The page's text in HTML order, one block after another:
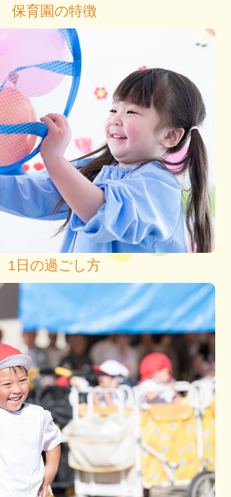
保育園の特徴
1日の過ごし方